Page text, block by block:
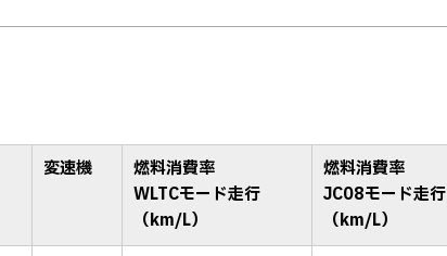
変速機
燃料消費率
WLTCモード走行
（km/L）
燃料消費率
JC08モード走行
（km/L）